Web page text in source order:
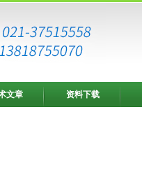
文章 资料下载